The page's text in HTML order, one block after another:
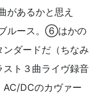
あるかと思え
ルース。⑥はかの
ダードだ（ちなみ
ト３曲ライヴ録音
AC/DCのカヴァー